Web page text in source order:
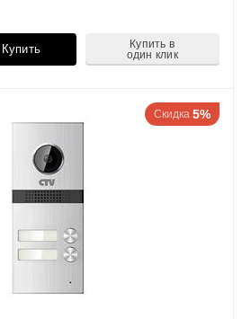
Купить
Купить в
один клик
Скидка 5%